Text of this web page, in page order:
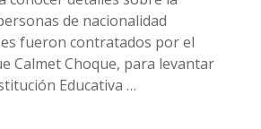
de nacionalidad
fueron contratados por el
Calmet Choque, para levantar
Educativa …